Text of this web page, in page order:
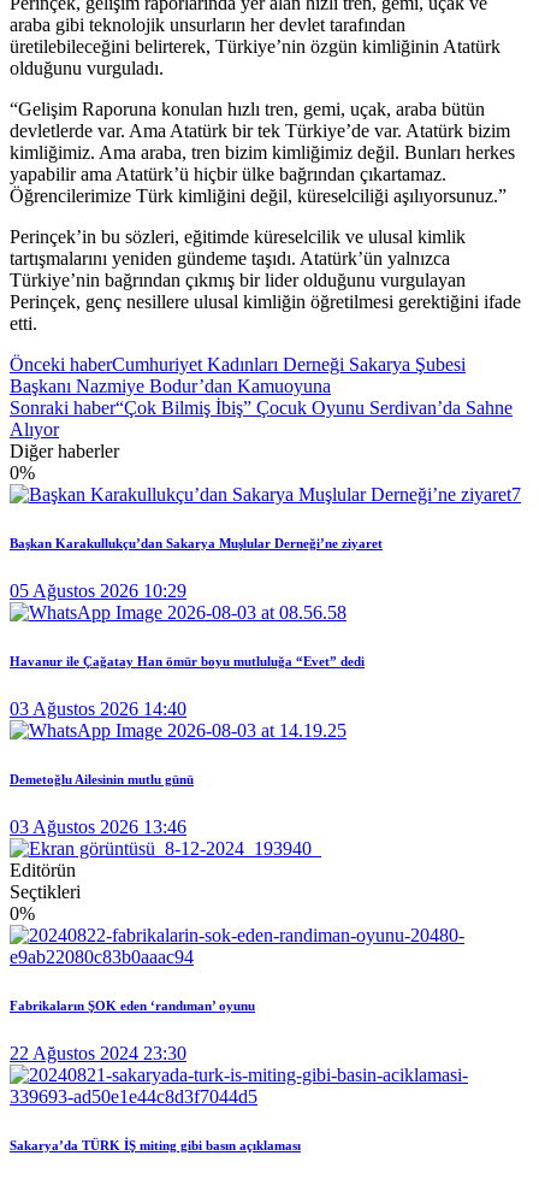
araba gibi teknolojik unsurların her devlet tarafından
üretilebileceğini belirterek, Türkiye’nin özgün kimliğinin Atatürk
olduğunu vurguladı.
“Gelişim Raporuna konulan hızlı tren, gemi, uçak, araba bütün
devletlerde var. Ama Atatürk bir tek Türkiye’de var. Atatürk bizim
kimliğimiz. Ama araba, tren bizim kimliğimiz değil. Bunları herkes
yapabilir ama Atatürk’ü hiçbir ülke bağrından çıkartamaz.
Öğrencilerimize Türk kimliğini değil, küreselciliği aşılıyorsunuz.”
Perinçek’in bu sözleri, eğitimde küreselcilik ve ulusal kimlik
tartışmalarını yeniden gündeme taşıdı. Atatürk’ün yalnızca
Türkiye’nin bağrından çıkmış bir lider olduğunu vurgulayan
Perinçek, genç nesillere ulusal kimliğin öğretilmesi gerektiğini ifade
etti.
Önceki haberCumhuriyet Kadınları Derneği Sakarya Şubesi
Başkanı Nazmiye Bodur’dan Kamuoyuna
Sonraki haber“Çok Bilmiş İbiş” Çocuk Oyunu Serdivan’da Sahne
Alıyor
Diğer haberler
0%
Başkan Karakullukçu’dan Sakarya Muşlular Derneği’ne ziyaret
05 Ağustos 2026 10:29
Havanur ile Çağatay Han ömür boyu mutluluğa “Evet” dedi
03 Ağustos 2026 14:40
Demetoğlu Ailesinin mutlu günü
03 Ağustos 2026 13:46
Editörün
Seçtikleri
0%
Fabrikaların ŞOK eden ‘randıman’ oyunu
22 Ağustos 2024 23:30
Sakarya’da TÜRK İŞ miting gibi basın açıklaması